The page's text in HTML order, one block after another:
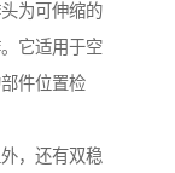
为可伸缩的
它适用于空
件位置检
，还有双稳